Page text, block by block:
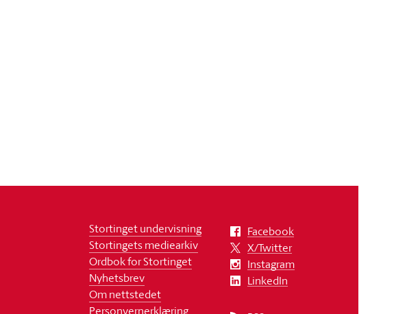
Stortinget undervisning
Stortingets mediearkiv
Ordbok for Stortinget
Nyhetsbrev
Om nettstedet
Personvernerklæring
Facebook
X/Twitter
Instagram
LinkedIn